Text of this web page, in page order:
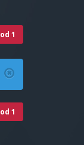
od 1
od 1